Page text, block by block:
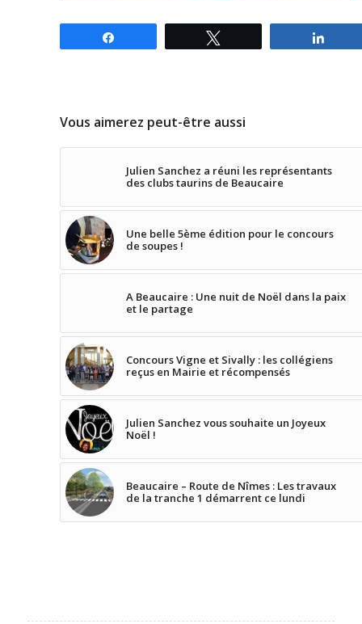
Vous aimerez peut-être aussi
Julien Sanchez a réuni les représentants
des clubs taurins de Beaucaire
Une belle 5ème édition pour le concours
de soupes !
A Beaucaire : Une nuit de Noël dans la paix
et le partage
Concours Vigne et Sivally : les collégiens
reçus en Mairie et récompensés
Julien Sanchez vous souhaite un Joyeux
Noël !
Beaucaire – Route de Nîmes : Les travaux
de la tranche 1 démarrent ce lundi